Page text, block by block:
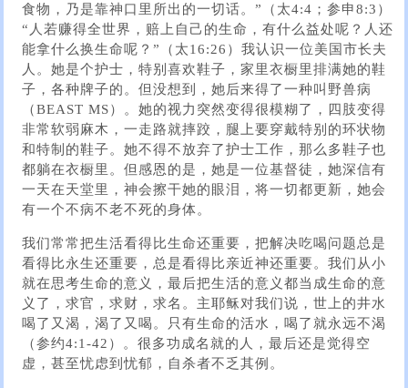
食物，乃是靠神口里所出的一切话。”（太4:4；参申8:3）
“人若赚得全世界，赔上自己的生命，有什么益处呢？人还
能拿什么换生命呢？”（太16:26）我认识一位美国市长夫
人。她是个护士，特别喜欢鞋子，家里衣橱里排满她的鞋
子，各种牌子的。但没想到，她后来得了一种叫野兽病
（BEAST MS）。她的视力突然变得很模糊了，四肢变得
非常软弱麻木，一走路就摔跤，腿上要穿戴特别的环状物
和特制的鞋子。她不得不放弃了护士工作，那么多鞋子也
都躺在衣橱里。但感恩的是，她是一位基督徒，她深信有
一天在天堂里，神会擦干她的眼泪，将一切都更新，她会
有一个不病不老不死的身体。
我们常常把生活看得比生命还重要，把解决吃喝问题总是
看得比永生还重要，总是看得比亲近神还重要。我们从小
就在思考生命的意义，最后把生活的意义都当成生命的意
义了，求官，求财，求名。主耶稣对我们说，世上的井水
喝了又渴，渴了又喝。只有生命的活水，喝了就永远不渴
（参约4:1-42）。很多功成名就的人，最后还是觉得空
虚，甚至忧虑到忧郁，自杀者不乏其例。